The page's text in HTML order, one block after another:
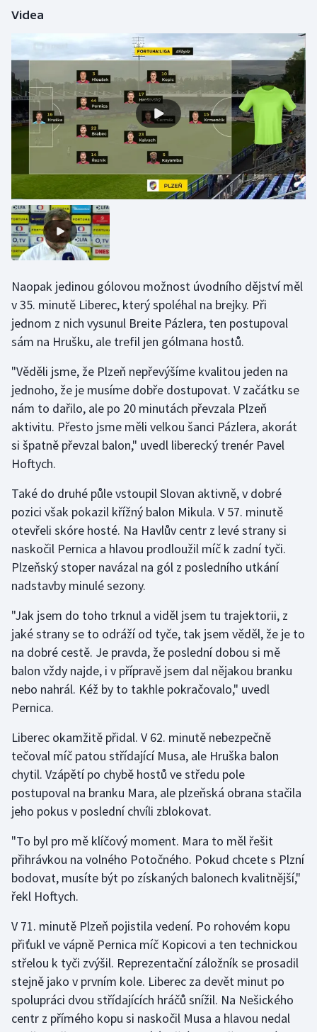
Olympijské hry
Parasport
Plážový volejbal
Ragby
Rychlostní kanoistika
Short track
Sportovní střelba
Stolní tenis
Triatlon
Veslování
Vodní slalom
Volejbal
Ostatní
Videa
Naopak jedinou gólovou možnost úvodního dějství měl
v 35. minutě Liberec, který spoléhal na brejky. Při
jednom z nich vysunul Breite Pázlera, ten postupoval
sám na Hrušku, ale trefil jen gólmana hostů.
"Věděli jsme, že Plzeň nepřevýšíme kvalitou jeden na
jednoho, že je musíme dobře dostupovat. V začátku se
nám to dařilo, ale po 20 minutách převzala Plzeň
aktivitu. Přesto jsme měli velkou šanci Pázlera, akorát
si špatně převzal balon," uvedl liberecký trenér Pavel
Hoftych.
Také do druhé půle vstoupil Slovan aktivně, v dobré
pozici však pokazil křížný balon Mikula. V 57. minutě
otevřeli skóre hosté. Na Havlův centr z levé strany si
naskočil Pernica a hlavou prodloužil míč k zadní tyči.
Plzeňský stoper navázal na gól z posledního utkání
nadstavby minulé sezony.
"Jak jsem do toho trknul a viděl jsem tu trajektorii, z
jaké strany se to odráží od tyče, tak jsem věděl, že je to
na dobré cestě. Je pravda, že poslední dobou si mě
balon vždy najde, i v přípravě jsem dal nějakou branku
nebo nahrál. Kéž by to takhle pokračovalo," uvedl
Pernica.
Liberec okamžitě přidal. V 62. minutě nebezpečně
tečoval míč patou střídající Musa, ale Hruška balon
chytil. Vzápětí po chybě hostů ve středu pole
postupoval na branku Mara, ale plzeňská obrana stačila
jeho pokus v poslední chvíli zblokovat.
"To byl pro mě klíčový moment. Mara to měl řešit
přihrávkou na volného Potočného. Pokud chcete s Plzní
bodovat, musíte být po získaných balonech kvalitnější,"
řekl Hoftych.
V 71. minutě Plzeň pojistila vedení. Po rohovém kopu
přiťukl ve vápně Pernica míč Kopicovi a ten technickou
střelou k tyči zvýšil. Reprezentační záložník se prosadil
stejně jako v prvním kole. Liberec za devět minut po
spolupráci dvou střídajících hráčů snížil. Na Nešického
centr z přímého kopu si naskočil Musa a hlavou nedal